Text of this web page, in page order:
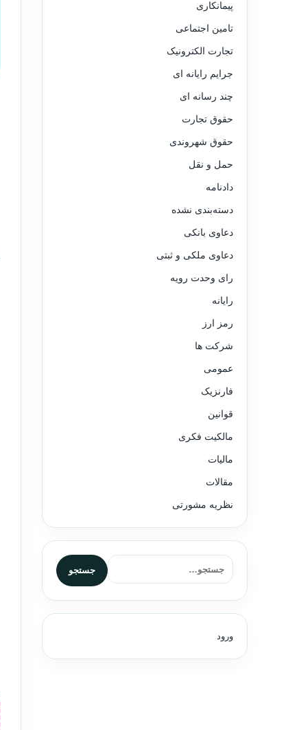
پیمانکاری
تامین اجتماعی
تجارت الکترونیک
جرایم رایانه ای
چند رسانه ای
حقوق تجارت
حقوق شهروندی
حمل و نقل
دادنامه
دسته‌بندی نشده
دعاوی بانکی
دعاوی ملکی و ثبتی
رای وحدت رویه
رایانه
رمز ارز
شرکت ها
عمومی
فارنزیک
قوانین
مالکیت فکری
مالیات
مقالات
نظریه مشورتی
جستجو برای:
جستجو
ورود